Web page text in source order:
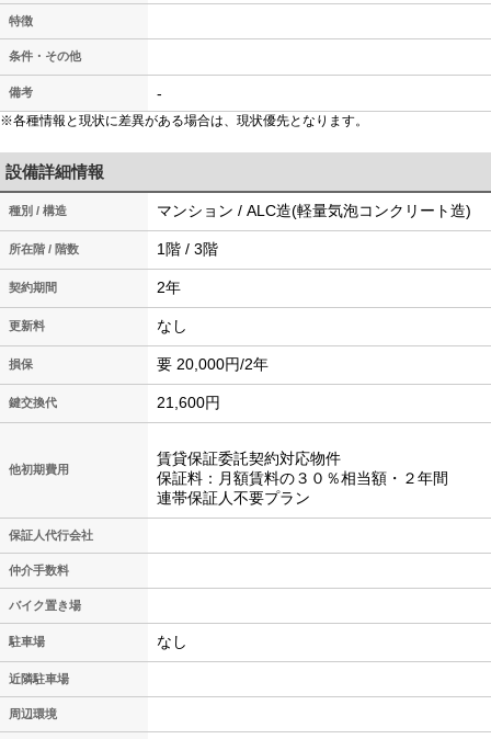
特徴
条件・その他
備考 -
※各種情報と現状に差異がある場合は、現状優先となります。
設備詳細情報
種別 / 構造 マンション / ALC造(軽量気泡コンクリート造)
所在階 / 階数 1階 / 3階
契約期間 2年
更新料 なし
損保 要 20,000円/2年
鍵交換代 21,600円
他初期費用
賃貸保証委託契約対応物件
保証料：月額賃料の３０％相当額・２年間
連帯保証人不要プラン
保証人代行会社
仲介手数料
バイク置き場
駐車場 なし
近隣駐車場
周辺環境